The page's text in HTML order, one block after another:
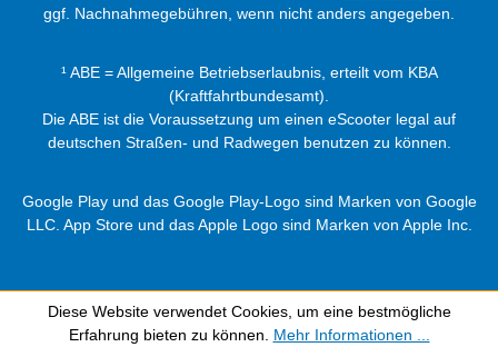
ggf. Nachnahmegebühren, wenn nicht anders angegeben.
¹ ABE = Allgemeine Betriebserlaubnis, erteilt vom KBA
(Kraftfahrtbundesamt).
Die ABE ist die Voraussetzung um einen eScooter legal auf
deutschen Straßen- und Radwegen benutzen zu können.
Google Play und das Google Play-Logo sind Marken von Google
LLC. App Store und das Apple Logo sind Marken von Apple Inc.
Diese Website verwendet Cookies, um eine bestmögliche
Erfahrung bieten zu können. Mehr Informationen ...